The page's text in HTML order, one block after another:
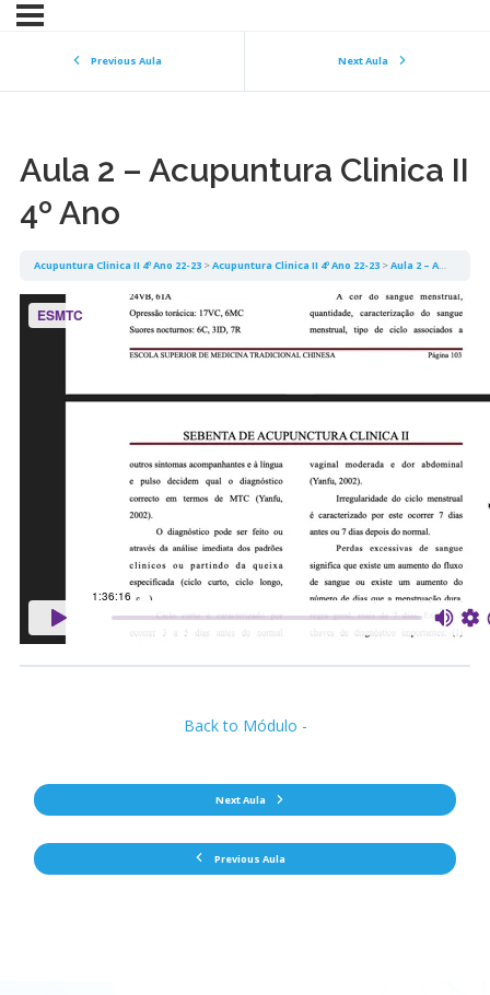
Previous Aula Next Aula
Aula 2 – Acupuntura Clinica II
4º Ano
Acupuntura Clinica II 4º Ano 22-23 Acupuntura Clinica II 4º Ano 22-23 Aula 2 – Acupuntura Clinica II 4º Ano
Previous Aula
Back to Módulo -
Next Aula